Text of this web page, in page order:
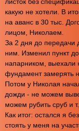
какую не хотели. В
на аванс в 30 тыс.
лицом, Николаем.
За 2 дня до передачи
ним. Изменил пункт
напарником, выехали
фундамент замерять
Потом у Николая
дожди - не можем
можем рубить сруб и
Как итог: остался я
стоять у меня на